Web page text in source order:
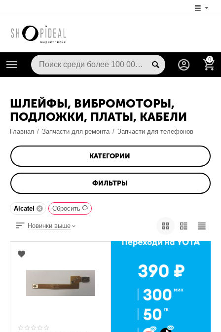
0
ШЛЕЙФЫ, ВИБРОМОТОРЫ,
ПОДЛОЖКИ, ПЛАТЫ, КАБЕЛИ
Главная / Запчасти для ремонта / Запчасти для телефонов
КАТЕГОРИИ
ФИЛЬТРЫ
Alcatel Сбросить
Новинки выше